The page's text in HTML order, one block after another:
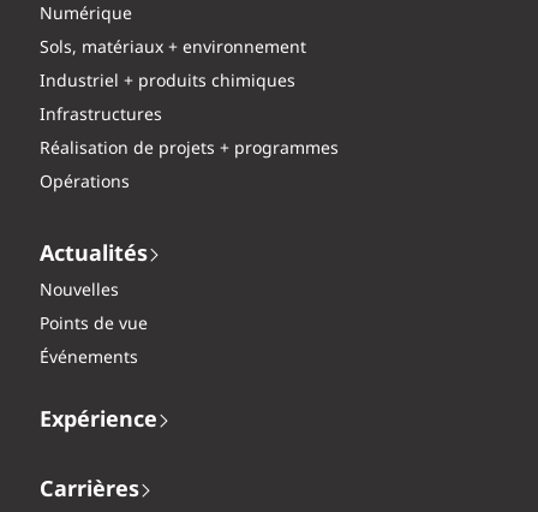
Numérique
Sols, matériaux + environnement
Industriel + produits chimiques
Infrastructures
Réalisation de projets + programmes
Opérations
Actualités
Nouvelles
Points de vue
Événements
Expérience
Carrières